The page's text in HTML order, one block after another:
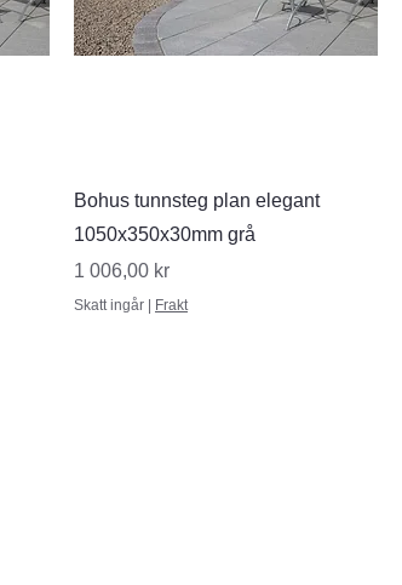
Snabbvisning
Bohus tunnsteg plan elegant
1050x350x30mm grå
Pris
1 006,00 kr
Skatt ingår | Frakt